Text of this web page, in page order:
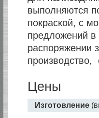
выполняются
покраской, с
предложений в
распоряжении
производство,
Цены
Изготовление